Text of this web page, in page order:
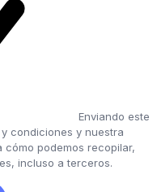
Enviando este
condiciones y nuestra
cómo podemos recopilar,
incluso a terceros.